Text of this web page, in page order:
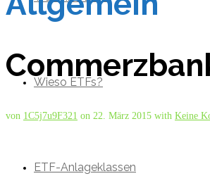
Wieso ETFs?
ETF-Anlageklassen
von 1C5j7u9F321 on 22. März 2015 with Keine